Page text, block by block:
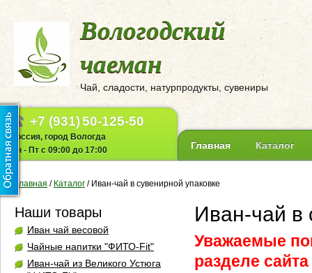
Вологодский
чаеман
Чай, сладости, натурпродукты, сувениры
+7 (931)50-125-50
Россия, город Вологда
Пн - Пт с 09:00 до 17:00
Главная Каталог
Главная / Каталог / Иван-чай в сувенирной упаковке
Наши товары
Иван чай весовой
Чайные напитки "ФИТО-Fit"
Иван-чай из Великого Устюга
Иван-чай в
Уважаемые
разделе